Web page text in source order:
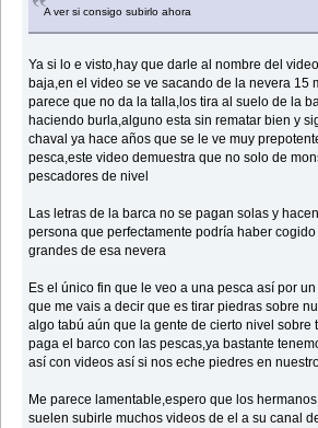
A ver si consigo subirlo ahora
Ya si lo e visto,hay que darle al nombre del
baja,en el video se ve sacando de la nevera 15
parece que no da la talla,los tira al suelo de la
haciendo burla,alguno esta sin rematar bien y
chaval ya hace años que se le ve muy
pesca,este video demuestra que no solo de
pescadores de nivel
Las letras de la barca no se pagan solas y
persona que perfectamente podría haber
grandes de esa nevera
Es el único fin que le veo a una pesca así por
que me vais a decir que es tirar piedras sobre
algo tabú aún que la gente de cierto nivel sobre
paga el barco con las pescas,ya bastante
así con videos así si nos eche piedres en
Me parece lamentable,espero que los
suelen subirle muchos videos de el a su canal